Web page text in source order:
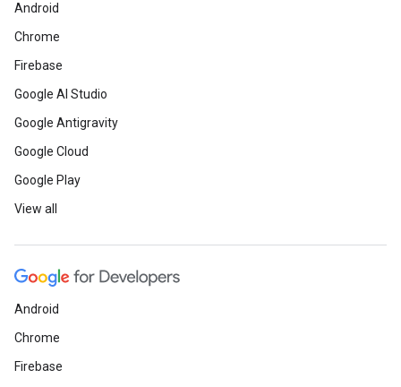
Android
Chrome
Firebase
Google AI Studio
Google Antigravity
Google Cloud
Google Play
View all
Android
Chrome
Firebase